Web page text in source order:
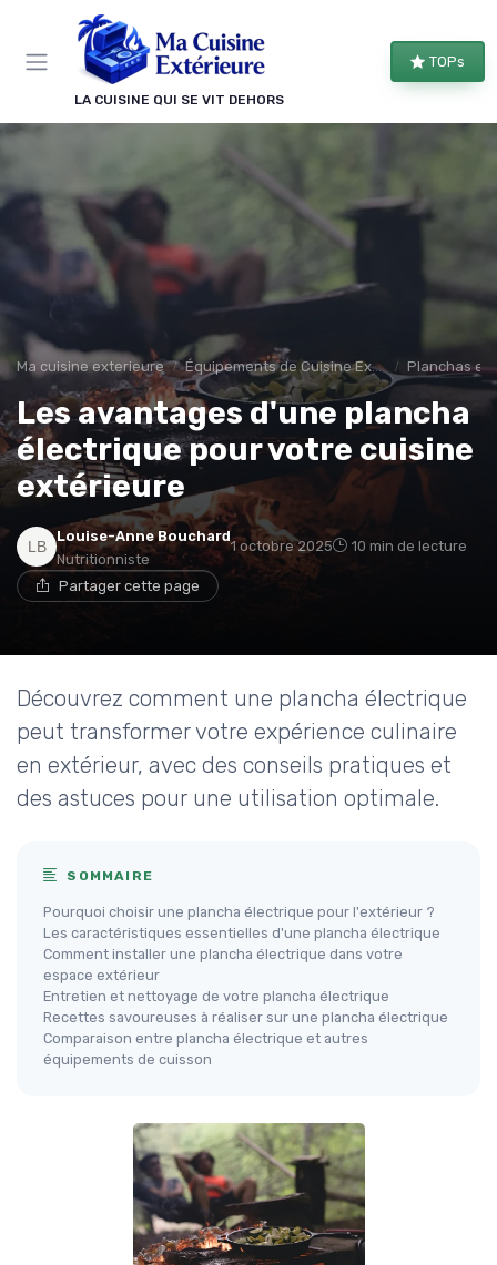
LA CUISINE QUI SE VIT DEHORS
TOPs
Ma cuisine exterieure Équipements de Cuisine Extérieure Planchas et
Les avantages d'une plancha
électrique pour votre cuisine
extérieure
Louise-Anne Bouchard
Nutritionniste
1 octobre 2025 10 min de lecture
Partager cette page
Découvrez comment une plancha électrique
peut transformer votre expérience culinaire
en extérieur, avec des conseils pratiques et
des astuces pour une utilisation optimale.
SOMMAIRE
Pourquoi choisir une plancha électrique pour l'extérieur ?
Les caractéristiques essentielles d'une plancha électrique
Comment installer une plancha électrique dans votre
espace extérieur
Entretien et nettoyage de votre plancha électrique
Recettes savoureuses à réaliser sur une plancha électrique
Comparaison entre plancha électrique et autres
équipements de cuisson
Panneau de gestion des cookies